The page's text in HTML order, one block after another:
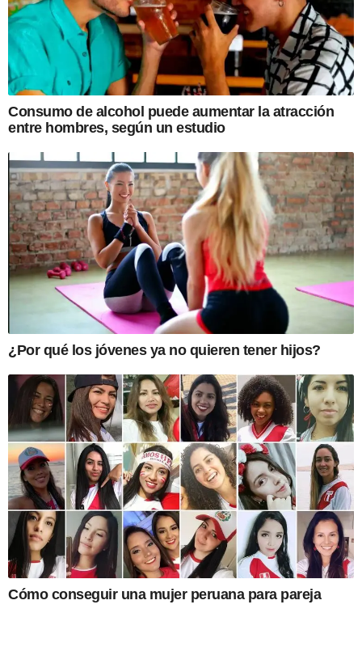
Consumo de alcohol puede aumentar la atracción
entre hombres, según un estudio
¿Por qué los jóvenes ya no quieren tener hijos?
Cómo conseguir una mujer peruana para pareja